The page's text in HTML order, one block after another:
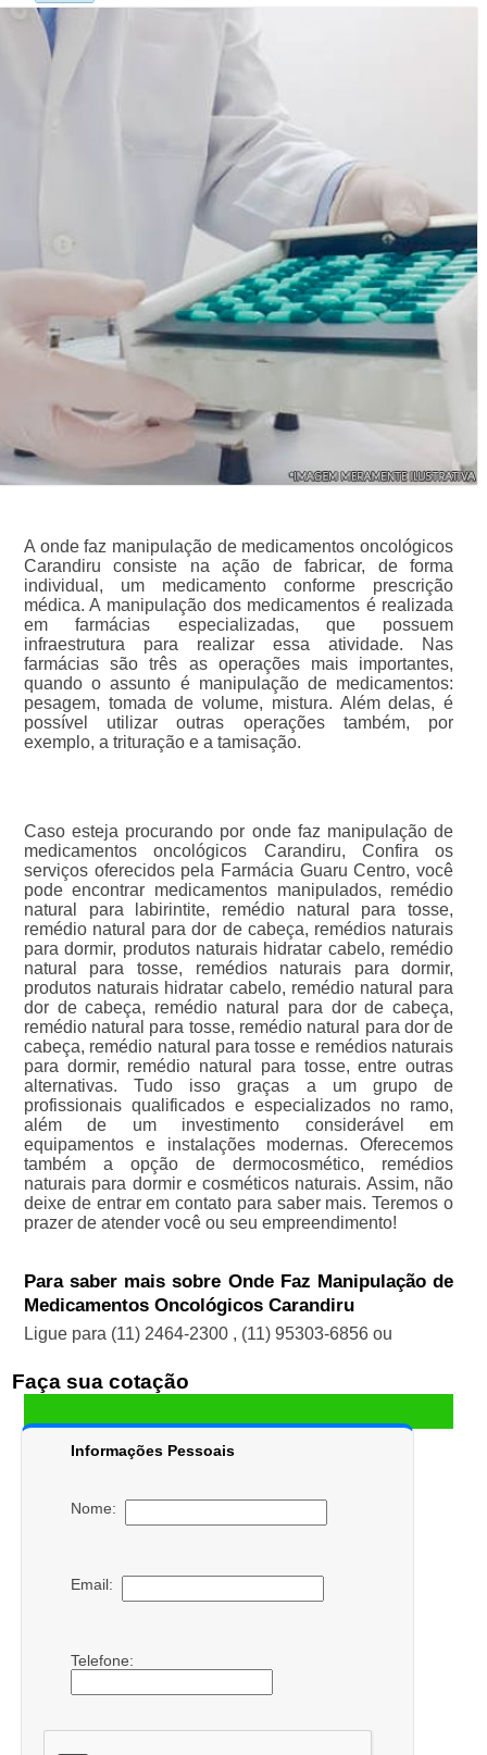
A onde faz manipulação de medicamentos oncológicos
Carandiru consiste na ação de fabricar, de forma
individual, um medicamento conforme prescrição
médica. A manipulação dos medicamentos é realizada
em farmácias especializadas, que possuem
infraestrutura para realizar essa atividade. Nas
farmácias são três as operações mais importantes,
quando o assunto é manipulação de medicamentos:
pesagem, tomada de volume, mistura. Além delas, é
possível utilizar outras operações também, por
exemplo, a trituração e a tamisação.
Caso esteja procurando por onde faz manipulação de
medicamentos oncológicos Carandiru, Confira os
serviços oferecidos pela Farmácia Guaru Centro, você
pode encontrar medicamentos manipulados, remédio
natural para labirintite, remédio natural para tosse,
remédio natural para dor de cabeça, remédios naturais
para dormir, produtos naturais hidratar cabelo, remédio
natural para tosse, remédios naturais para dormir,
produtos naturais hidratar cabelo, remédio natural para
dor de cabeça, remédio natural para dor de cabeça,
remédio natural para tosse, remédio natural para dor de
cabeça, remédio natural para tosse e remédios naturais
para dormir, remédio natural para tosse, entre outras
alternativas. Tudo isso graças a um grupo de
profissionais qualificados e especializados no ramo,
além de um investimento considerável em
equipamentos e instalações modernas. Oferecemos
também a opção de dermocosmético, remédios
naturais para dormir e cosméticos naturais. Assim, não
deixe de entrar em contato para saber mais. Teremos o
prazer de atender você ou seu empreendimento!
Para saber mais sobre Onde Faz Manipulação de
Medicamentos Oncológicos Carandiru
Ligue para (11) 2464-2300 , (11) 95303-6856 ou
Faça sua cotação
Informações Pessoais
Nome:
Email:
Telefone: